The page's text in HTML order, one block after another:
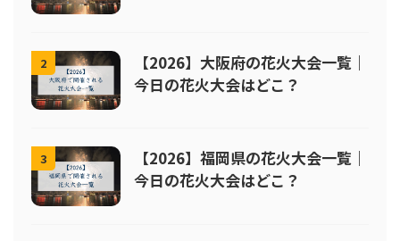
2
【2026】大阪府の花火大会一覧｜
今日の花火大会はどこ？
3
【2026】福岡県の花火大会一覧｜
今日の花火大会はどこ？